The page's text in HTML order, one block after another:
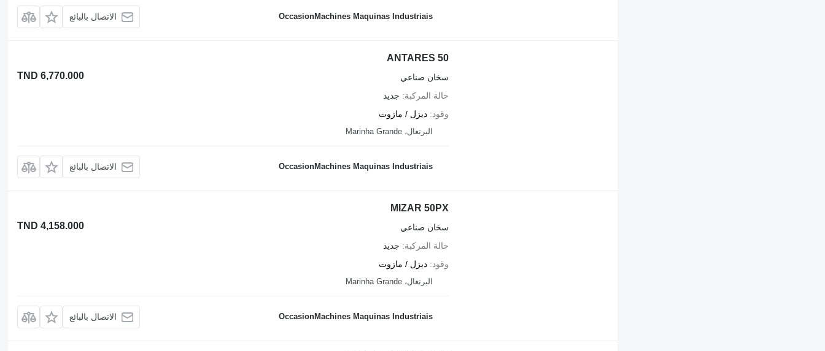
OccasionMachines Maquinas Industriais الاتصال بالبائع
ANTARES 50
TND 6,770.000
سخان صناعي
حالة المركبة
جديد
وقود
ديزل / مازوت
البرتغال، Marinha Grande
OccasionMachines Maquinas Industriais الاتصال بالبائع
MIZAR 50PX
TND 4,158.000
سخان صناعي
حالة المركبة
جديد
وقود
ديزل / مازوت
البرتغال، Marinha Grande
OccasionMachines Maquinas Industriais الاتصال بالبائع